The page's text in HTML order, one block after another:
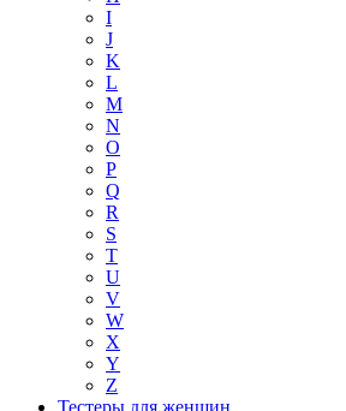
I
J
K
L
M
N
O
P
Q
R
S
T
U
V
W
X
Y
Z
Тестеры для женщин